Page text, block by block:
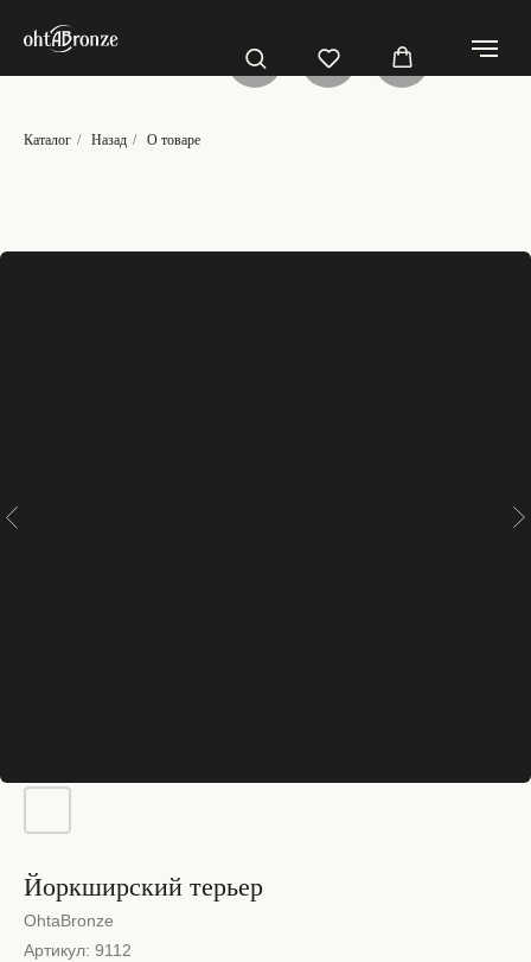
Каталог / Назад / О товаре
Йоркширский терьер
OhtaBronze
Артикул: 9112